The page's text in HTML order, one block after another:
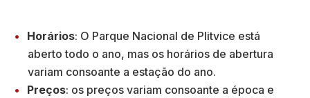
Horários: O Parque Nacional de Plitvice está
aberto todo o ano, mas os horários de abertura
variam consoante a estação do ano.
Preços: os preços variam consoante a época e